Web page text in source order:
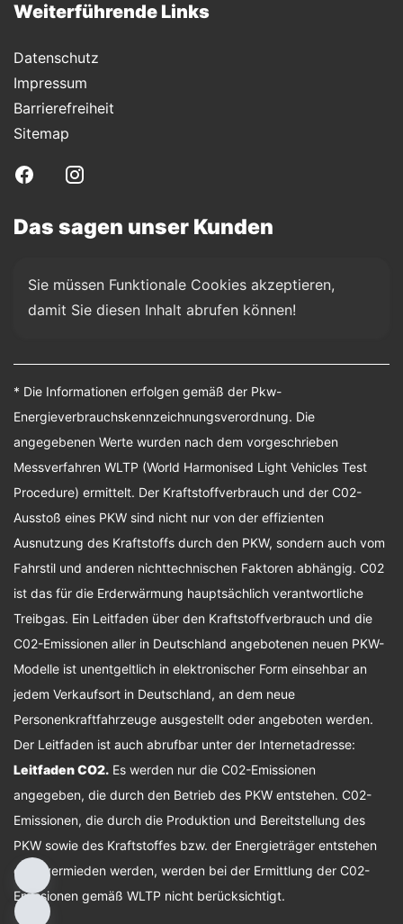
Weiterführende Links
Datenschutz
Impressum
Barrierefreiheit
Sitemap
Das sagen unser Kunden
Sie müssen Funktionale Cookies akzeptieren,
damit Sie diesen Inhalt abrufen können!
* Die Informationen erfolgen gemäß der Pkw-
Energieverbrauchskennzeichnungsverordnung. Die
angegebenen Werte wurden nach dem vorgeschrieben
Messverfahren WLTP (World Harmonised Light Vehicles Test
Procedure) ermittelt. Der Kraftstoffverbrauch und der C02-
Ausstoß eines PKW sind nicht nur von der effizienten
Ausnutzung des Kraftstoffs durch den PKW, sondern auch vom
Fahrstil und anderen nichttechnischen Faktoren abhängig. C02
ist das für die Erderwärmung hauptsächlich verantwortliche
Treibgas. Ein Leitfaden über den Kraftstoffverbrauch und die
C02-Emissionen aller in Deutschland angebotenen neuen PKW-
Modelle ist unentgeltlich in elektronischer Form einsehbar an
jedem Verkaufsort in Deutschland, an dem neue
Personenkraftfahrzeuge ausgestellt oder angeboten werden.
Der Leitfaden ist auch abrufbar unter der Internetadresse:
Leitfaden CO2. Es werden nur die C02-Emissionen
angegeben, die durch den Betrieb des PKW entstehen. C02-
Emissionen, die durch die Produktion und Bereitstellung des
PKW sowie des Kraftstoffes bzw. der Energieträger entstehen
oder vermieden werden, werden bei der Ermittlung der C02-
Emissionen gemäß WLTP nicht berücksichtigt.